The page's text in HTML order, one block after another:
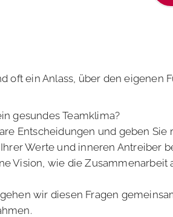
oft ein Anlass, über den eigenen
gesundes Teamklima?
Entscheidungen und geben Sie
Werte und inneren Antreiber
Vision, wie die Zusammenarbeit
gehen wir diesen Fragen